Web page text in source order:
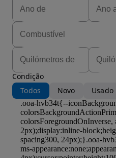
Condição
Todos
Novo Usado